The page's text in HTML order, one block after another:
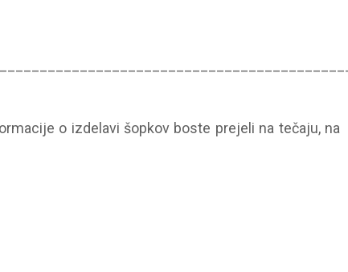
o izdelavi šopkov boste prejeli na tečaju, na